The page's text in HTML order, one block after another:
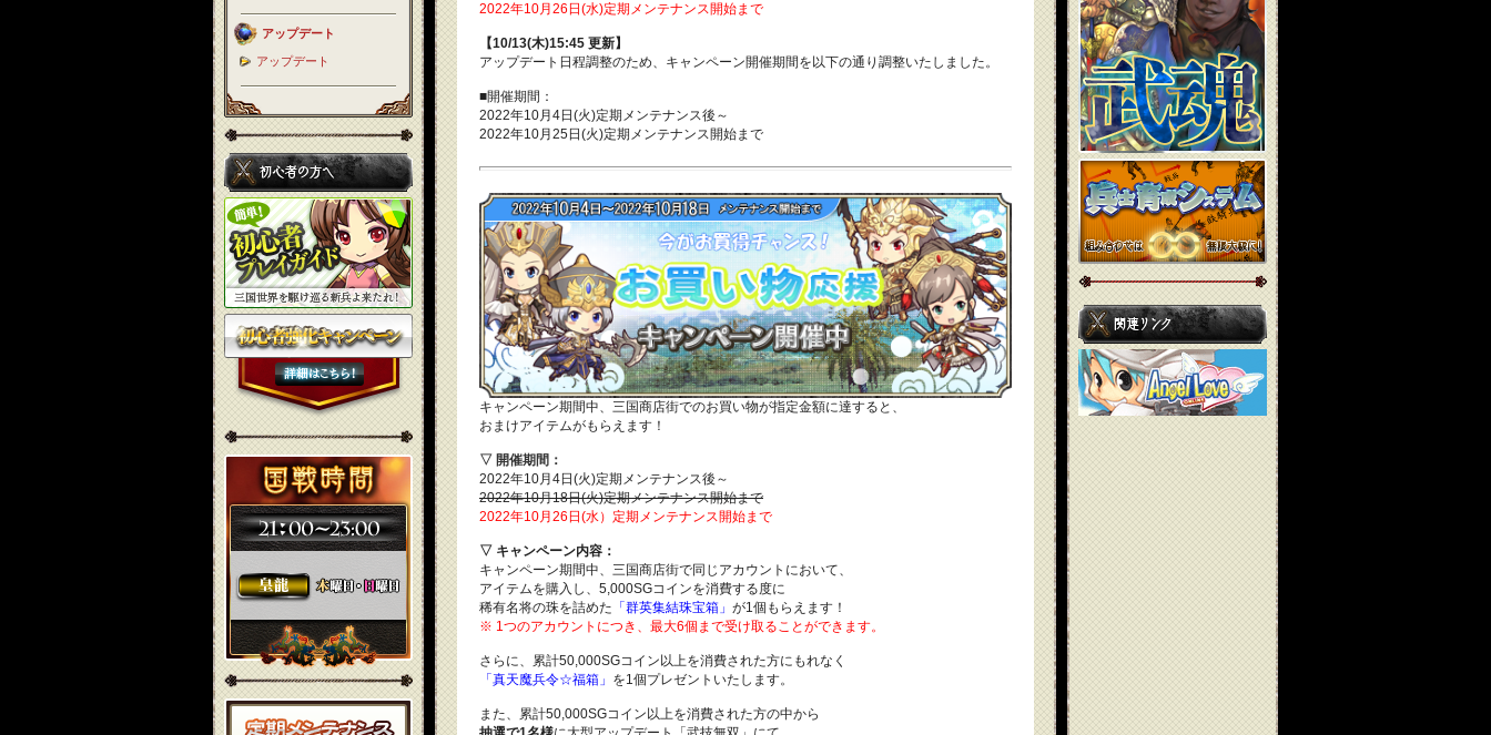
アップデート
アップデート
2022年10月26日(水)定期メンテナンス開始まで
【10/13(木)15:45 更新】
アップデート日程調整のため、キャンペーン開催期間を以下の通り調整いたしました。
■開催期間：
2022年10月4日(火)定期メンテナンス後～
2022年10月25日(火)定期メンテナンス開始まで
キャンペーン期間中、三国商店街でのお買い物が指定金額に達すると、
おまけアイテムがもらえます！
▽ 開催期間：
2022年10月4日(火)定期メンテナンス後～
2022年10月18日(火)定期メンテナンス開始まで
2022年10月26日(水）定期メンテナンス開始まで
▽ キャンペーン内容：
キャンペーン期間中、三国商店街で同じアカウントにおいて、
アイテムを購入し、5,000SGコインを消費する度に
稀有名将の珠を詰めた 「群英集結珠宝箱」 が1個もらえます！
※ 1つのアカウントにつき、最大6個まで受け取ることができます。
さらに、累計50,000SGコイン以上を消費された方にもれなく
「真天魔兵令☆福箱」 を1個プレゼントいたします。
また、累計50,000SGコイン以上を消費された方の中から